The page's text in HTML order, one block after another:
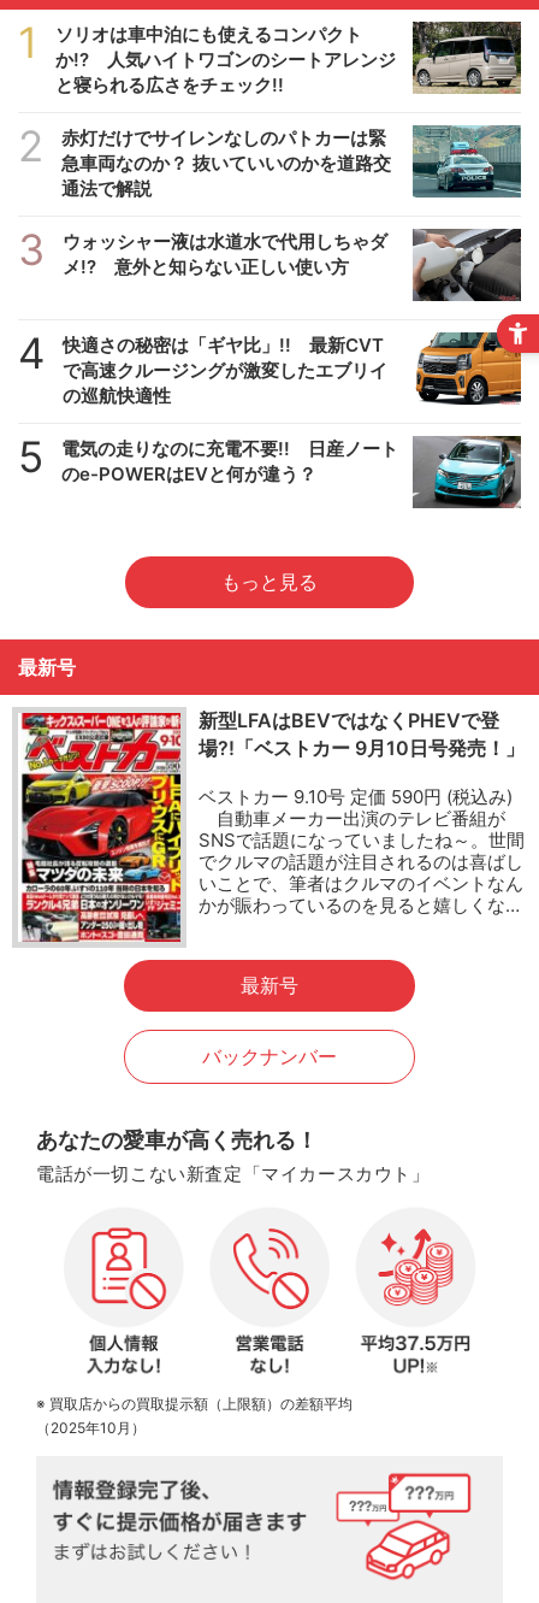
1
ソリオは車中泊にも使えるコンパクト
か!? 人気ハイトワゴンのシートアレンジ
と寝られる広さをチェック!!
2
赤灯だけでサイレンなしのパトカーは緊
急車両なのか？ 抜いていいのかを道路交
通法で解説
3
ウォッシャー液は水道水で代用しちゃダ
メ!? 意外と知らない正しい使い方
4
快適さの秘密は「ギヤ比」!! 最新CVT
で高速クルージングが激変したエブリイ
の巡航快適性
5
電気の走りなのに充電不要!! 日産ノート
のe-POWERはEVと何が違う？
もっと見る
最新号
新型LFAはBEVではなくPHEVで登
場?!「ベストカー 9月10日号発売！」
ベストカー 9.10号 定価 590円 (税込み)
自動車メーカー出演のテレビ番組が
SNSで話題になっていましたね～。世間
でクルマの話題が注目されるのは喜ばし
いことで、筆者はクルマのイベントなん
かが賑わっているのを見ると嬉しくな…
最新号
バックナンバー
あなたの愛車が高く売れる！
電話が一切こない新査定「マイカースカウト」
※ 買取店からの買取提示額（上限額）の差額平均
（2025年10月）